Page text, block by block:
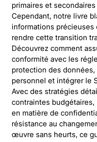
primaires et
Cependant, notre livre
informations
rendre cette transition
Découvrez comment
conformité avec les
protection des
personnel et intégrer le
Avec des stratégies
contraintes
en matière de
résistance au
œuvre sans heurts, ce